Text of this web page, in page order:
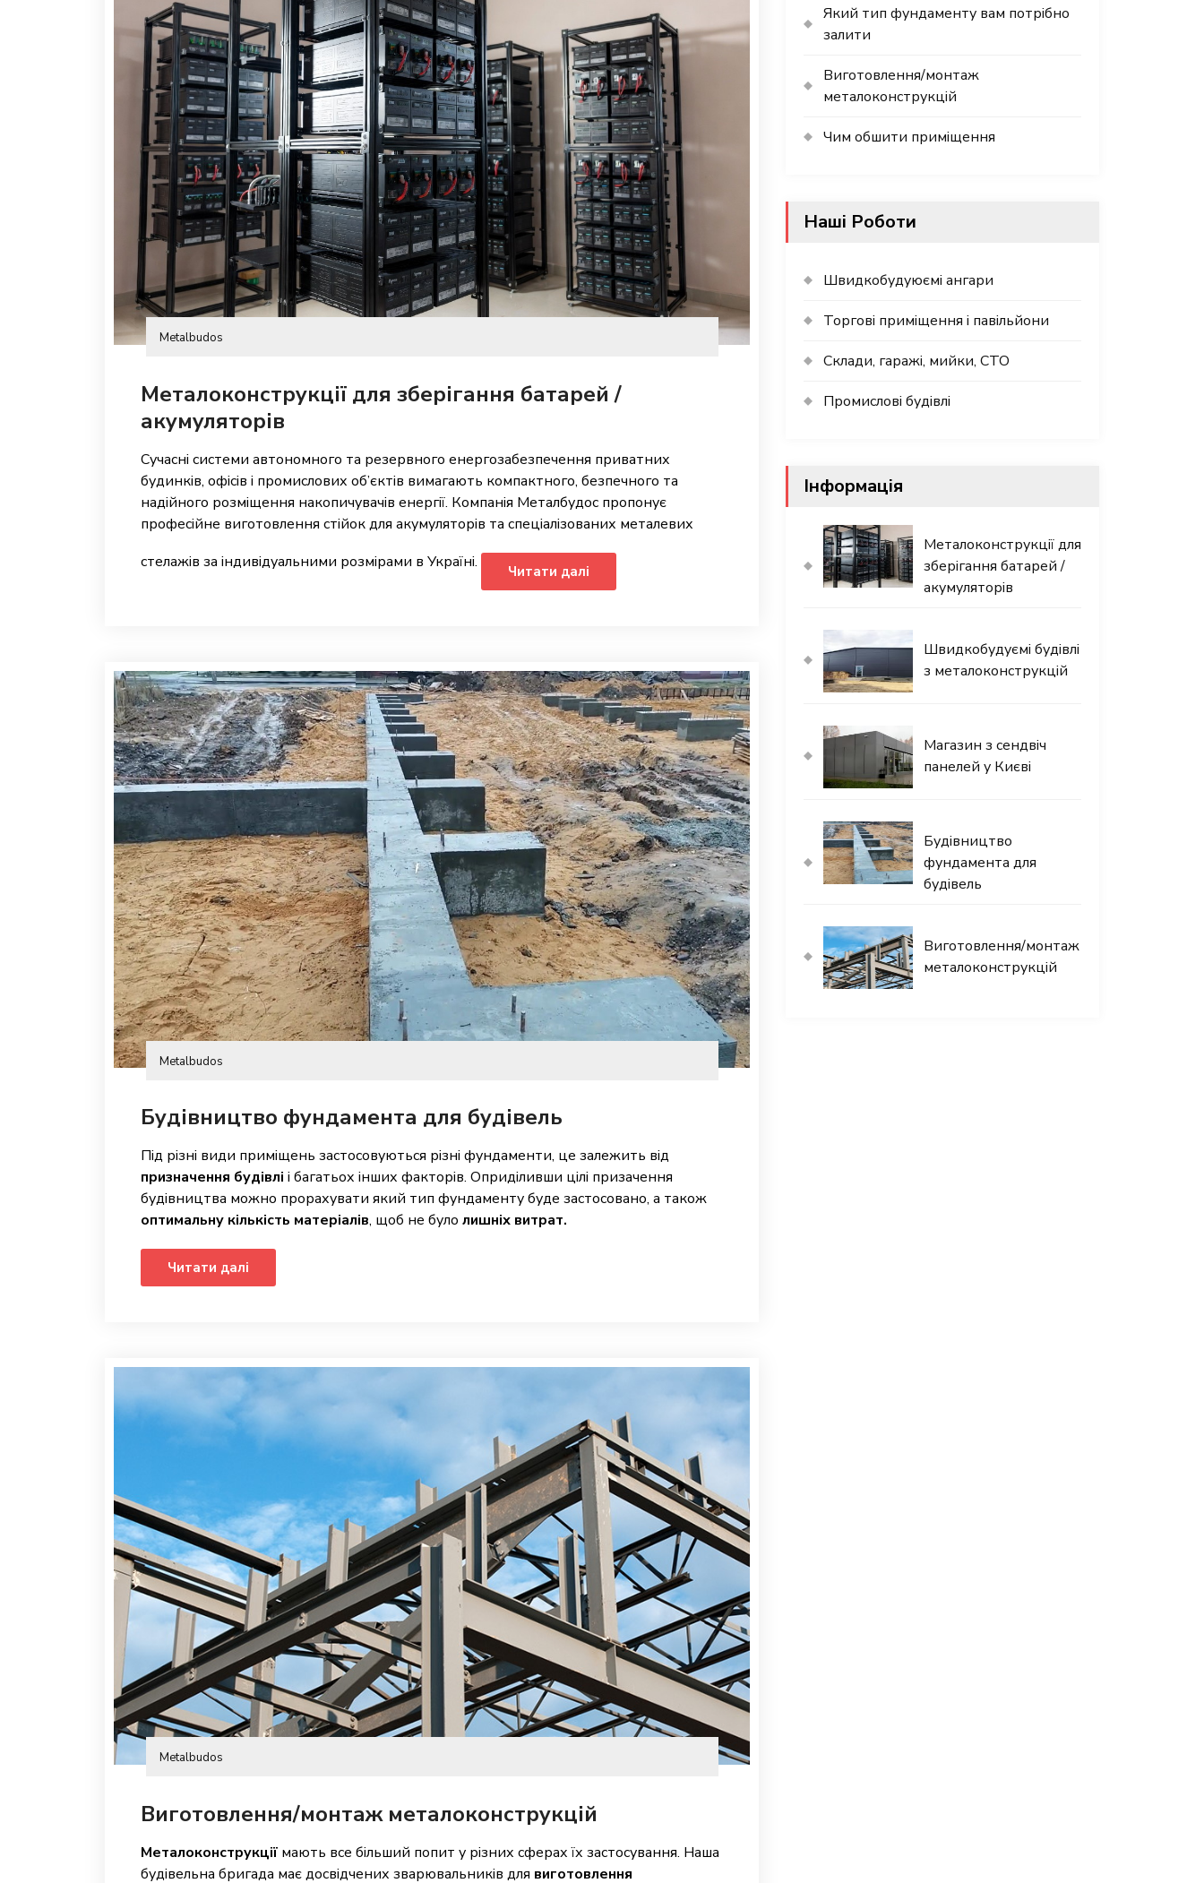
Metalbudos
Металоконструкції для зберігання батарей /
акумуляторів
Сучасні системи автономного та резервного енергозабезпечення приватних
будинків, офісів і промислових об’єктів вимагають компактного, безпечного та
надійного розміщення накопичувачів енергії. Компанія Металбудос пропонує
професійне виготовлення стійок для акумуляторів та спеціалізованих металевих
стелажів за індивідуальними розмірами в Україні.
Читати далі
Metalbudos
Будівництво фундамента для будівель
Під різні види приміщень застосовуються різні фундаменти, це залежить від
призначення будівлі і багатьох інших факторів. Оприділивши цілі призачення
будівництва можно прорахувати який тип фундаменту буде застосовано, а також
оптимальну кількість матеріалів, щоб не було лишніх витрат.
Читати далі
Metalbudos
Виготовлення/монтаж металоконструкцій
Металоконструкції мають все більший попит у різних сферах їх застосування. Наша
будівельна бригада має досвідчених зварювальників для виготовлення
Який тип фундаменту вам потрібно
залити
Виготовлення/монтаж
металоконструкцій
Чим обшити приміщення
Наші Роботи
Швидкобудуюємі ангари
Торгові приміщення і павільйони
Склади, гаражі, мийки, СТО
Промислові будівлі
Інформація
Металоконструкції для
зберігання батарей /
акумуляторів
Швидкобудуємі будівлі
з металоконструкцій
Магазин з сендвіч
панелей у Києві
Будівництво
фундамента для
будівель
Виготовлення/монтаж
металоконструкцій